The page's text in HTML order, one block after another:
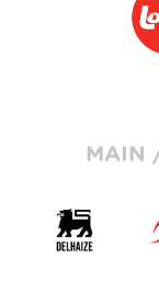
MAIN